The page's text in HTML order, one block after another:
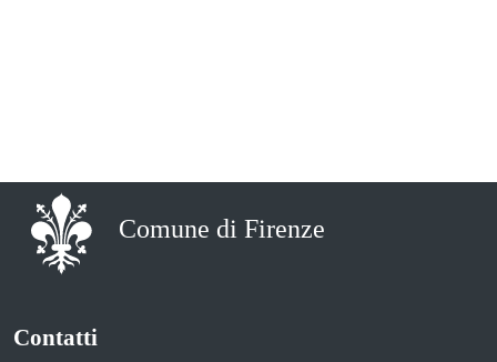
Comune di Firenze
Contatti